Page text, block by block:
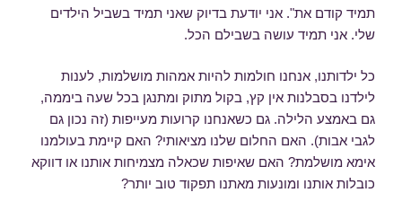
תמיד קודם את". אני יודעת בדיוק שאני תמיד בשביל הילדים
שלי. אני תמיד עושה בשבילם הכל.
כל ילדותנו, אנחנו חולמות להיות אמהות מושלמות, לענות
לילדנו בסבלנות אין קץ, בקול מתוק ומתנגן בכל שעה ביממה,
גם באמצע הלילה. גם כשאנחנו קרועות מעייפות (זה נכון גם
לגבי אבות). האם החלום שלנו מציאותי? האם קיימת בעולמנו
אימא מושלמת? האם שאיפות שכאלה מצמיחות אותנו או דווקא
כובלות אותנו ומונעות מאתנו תפקוד טוב יותר?